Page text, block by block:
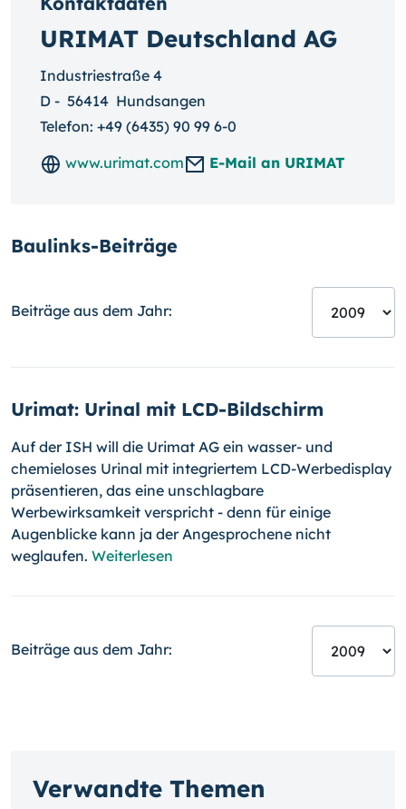
URIMAT Deutschland AG
Industriestraße 4
D - 56414 Hundsangen
Telefon: +49 (6435) 90 99 6-0
www.urimat.com
E-Mail an URIMAT
Baulinks-Beiträge
Beiträge aus dem Jahr:
Urimat: Urinal mit LCD-Bildschirm
Auf der ISH will die Urimat AG ein wasser- und
chemieloses Urinal mit integriertem LCD-Werbedisplay
präsentieren, das eine unschlagbare
Werbewirksamkeit verspricht - denn für einige
Augenblicke kann ja der Angesprochene nicht
weglaufen. Weiterlesen
Beiträge aus dem Jahr:
Verwandte Themen